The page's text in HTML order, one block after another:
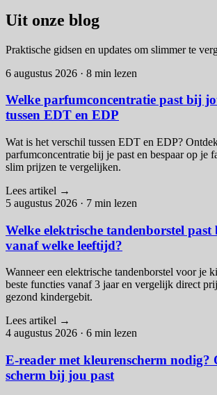
Uit onze blog
Praktische gidsen en updates om slimmer te
6 augustus 2026 · 8 min lezen
Welke parfumconcentratie past bij
tussen EDT en EDP
Wat is het verschil tussen EDT en EDP?
parfumconcentratie bij je past en bespaar op je
slim prijzen te vergelijken.
Lees artikel →
5 augustus 2026 · 7 min lezen
Welke elektrische tandenborstel
vanaf welke leeftijd?
Wanneer een elektrische tandenborstel voor je
beste functies vanaf 3 jaar en vergelijk direct
gezond kindergebit.
Lees artikel →
4 augustus 2026 · 6 min lezen
E-reader met kleurenscherm nodig?
scherm bij jou past